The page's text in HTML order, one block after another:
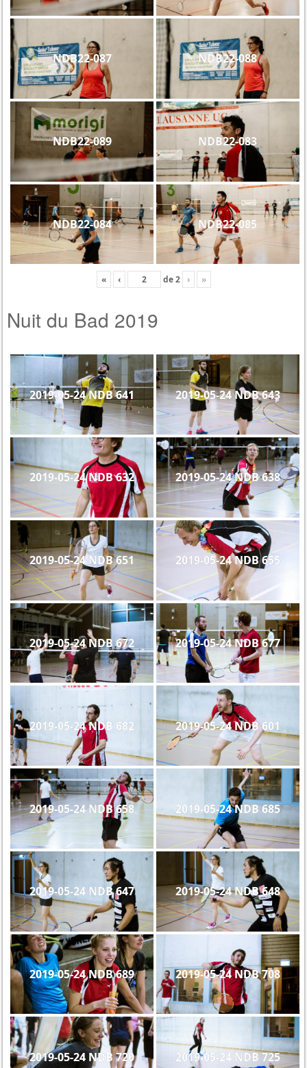
NDB22-087 NDB22-088
NDB22-089 NDB22-083
NDB22-084 NDB22-085
« ‹ de2 › »
Nuit du Bad 2019
2019-05-24 NDB 641 2019-05-24 NDB 643
2019-05-24 NDB 632 2019-05-24 NDB 638
2019-05-24 NDB 651 2019-05-24 NDB 655
2019-05-24 NDB 672 2019-05-24 NDB 677
2019-05-24 NDB 682 2019-05-24 NDB 601
2019-05-24 NDB 658 2019-05-24 NDB 685
2019-05-24 NDB 647 2019-05-24 NDB 648
2019-05-24 NDB 689 2019-05-24 NDB 708
2019-05-24 NDB 720 2019-05-24 NDB 725